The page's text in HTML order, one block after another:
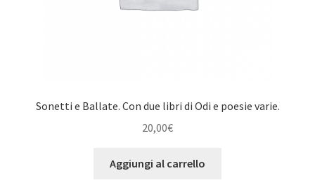
Sonetti e Ballate. Con due libri di Odi e poesie varie.
20,00€
Aggiungi al carrello